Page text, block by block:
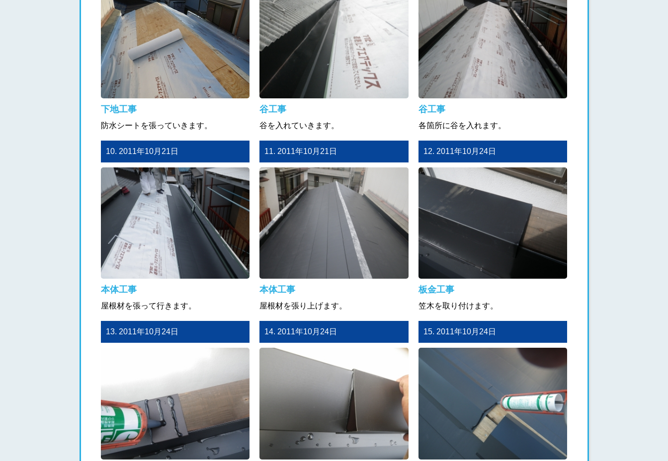
下地工事
防水シートを張っていきます。
谷工事
谷を入れていきます。
谷工事
各箇所に谷を入れます。
10. 2011年10月21日
本体工事
屋根材を張って行きます。
11. 2011年10月21日
本体工事
屋根材を張り上げます。
12. 2011年10月24日
板金工事
笠木を取り付けます。
13. 2011年10月24日 14. 2011年10月24日 15. 2011年10月24日